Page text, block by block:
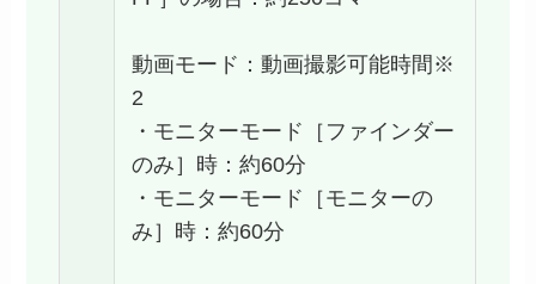
動画モード：動画撮影可能時間※
2
・モニターモード［ファインダー
のみ］時：約60分
・モニターモード［モニターの
み］時：約60分